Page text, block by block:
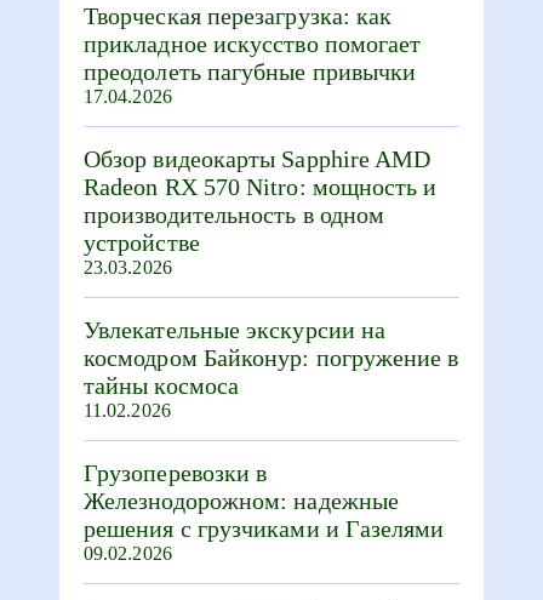
Творческая перезагрузка: как
прикладное искусство помогает
преодолеть пагубные привычки
17.04.2026
Обзор видеокарты Sapphire AMD
Radeon RX 570 Nitro: мощность и
производительность в одном
устройстве
23.03.2026
Увлекательные экскурсии на
космодром Байконур: погружение в
тайны космоса
11.02.2026
Грузоперевозки в
Железнодорожном: надежные
решения с грузчиками и Газелями
09.02.2026